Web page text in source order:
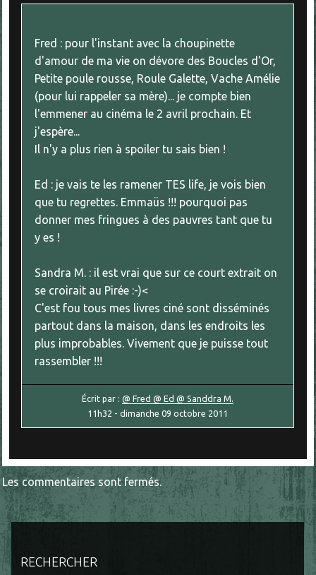
Fred : pour l'instant avec la choupinette
d'amour de ma vie on dévore des Boucles d'Or,
Petite poule rousse, Roule Galette, Vache Amélie
(pour lui rappeler sa mère)... je compte bien
l'emmener au cinéma le 2 avril prochain. Et
j'espère...
Il n'y a plus rien à spoiler tu sais bien !
Ed : je vais te les ramener TES life, je vois bien
que tu regrettes. Emmaüs !!! pourquoi pas
donner mes fringues à des pauvres tant que tu
y es !
Sandra M. : il est vrai que sur ce court extrait on
se croirait au Pirée :-)<
C'est fou tous mes livres ciné sont disséminés
partout dans la maison, dans les endroits les
plus improbables. Vivement que je puisse tout
rassembler !!!
Écrit par :@ Fred @ Ed @ Sanddra M.
11h32 -dimanche 09 octobre 2011
Les commentaires sont fermés.
RECHERCHER